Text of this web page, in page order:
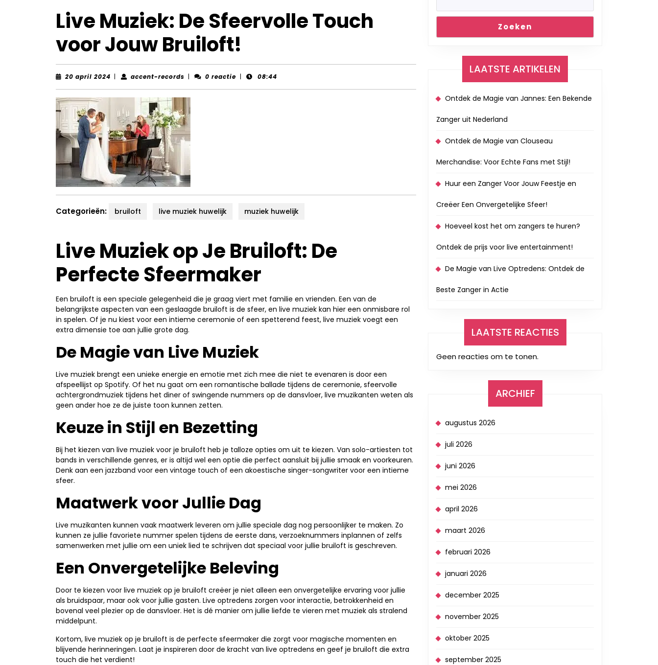
Live Muziek: De Sfeervolle Touch
voor Jouw Bruiloft!
20 april 2024 20| accent-records accent-
| 0 reactie | 08:44
Categorieën: bruiloft live muziek huwelijk muziek huwelijk
Live Muziek op Je Bruiloft: De
Perfecte Sfeermaker
Een bruiloft is een speciale gelegenheid die je graag viert met familie en vrienden. Een van de
belangrijkste aspecten van een geslaagde bruiloft is de sfeer, en live muziek kan hier een onmisbare rol
in spelen. Of je nu kiest voor een intieme ceremonie of een spetterend feest, live muziek voegt een
extra dimensie toe aan jullie grote dag.
De Magie van Live Muziek
Live muziek brengt een unieke energie en emotie met zich mee die niet te evenaren is door een
afspeellijst op Spotify. Of het nu gaat om een romantische ballade tijdens de ceremonie, sfeervolle
achtergrondmuziek tijdens het diner of swingende nummers op de dansvloer, live muzikanten weten als
geen ander hoe ze de juiste toon kunnen zetten.
Keuze in Stijl en Bezetting
Bij het kiezen van live muziek voor je bruiloft heb je talloze opties om uit te kiezen. Van solo-artiesten tot
bands in verschillende genres, er is altijd wel een optie die perfect aansluit bij jullie smaak en voorkeuren.
Denk aan een jazzband voor een vintage touch of een akoestische singer-songwriter voor een intieme
sfeer.
Maatwerk voor Jullie Dag
Live muzikanten kunnen vaak maatwerk leveren om jullie speciale dag nog persoonlijker te maken. Zo
kunnen ze jullie favoriete nummer spelen tijdens de eerste dans, verzoeknummers inplannen of zelfs
samenwerken met jullie om een uniek lied te schrijven dat speciaal voor jullie bruiloft is geschreven.
Een Onvergetelijke Beleving
Door te kiezen voor live muziek op je bruiloft creëer je niet alleen een onvergetelijke ervaring voor jullie
als bruidspaar, maar ook voor jullie gasten. Live optredens zorgen voor interactie, betrokkenheid en
bovenal veel plezier op de dansvloer. Het is dé manier om jullie liefde te vieren met muziek als stralend
middelpunt.
Kortom, live muziek op je bruiloft is de perfecte sfeermaker die zorgt voor magische momenten en
blijvende herinneringen. Laat je inspireren door de kracht van live optredens en geef je bruiloft die extra
touch die het verdient!
Zoeken
LAATSTE ARTIKELEN
Ontdek de Magie van Jannes: Een Bekende
Zanger uit Nederland
Ontdek de Magie van Clouseau
Merchandise: Voor Echte Fans met Stijl!
Huur een Zanger Voor Jouw Feestje en
Creëer Een Onvergetelijke Sfeer!
Hoeveel kost het om zangers te huren?
Ontdek de prijs voor live entertainment!
De Magie van Live Optredens: Ontdek de
Beste Zanger in Actie
LAATSTE REACTIES
Geen reacties om te tonen.
ARCHIEF
augustus 2026
juli 2026
juni 2026
mei 2026
april 2026
maart 2026
februari 2026
januari 2026
december 2025
november 2025
oktober 2025
september 2025